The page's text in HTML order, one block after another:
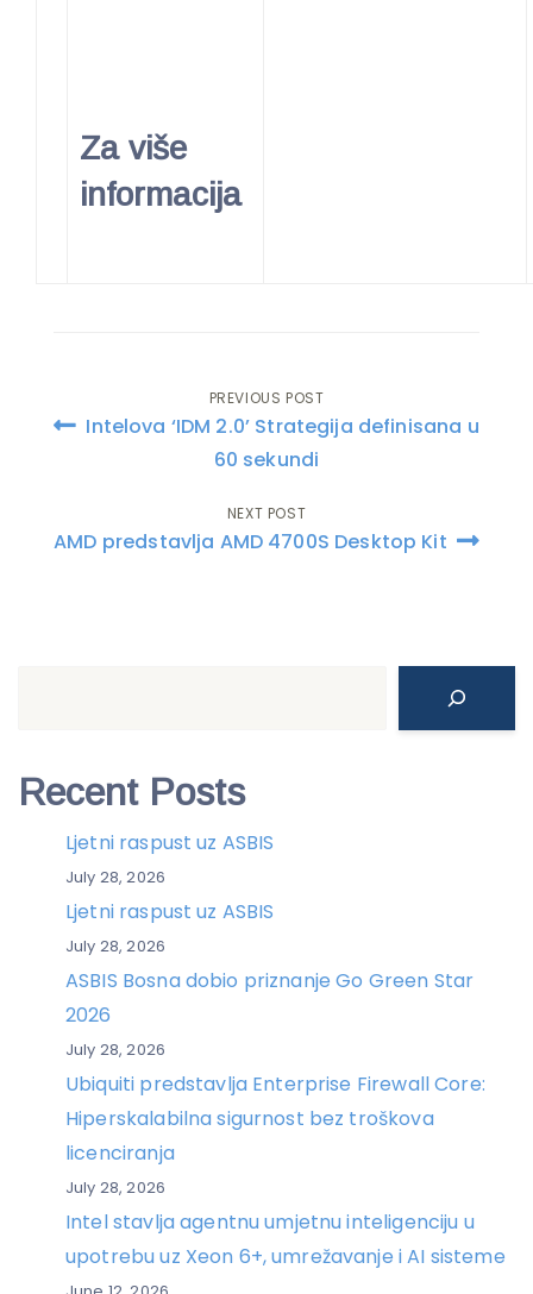
Za više
informacija
Post
navigation
PREVIOUS POST
Intelova ‘IDM 2.0’ Strategija definisana u
60 sekundi
NEXT POST
AMD predstavlja AMD 4700S Desktop Kit
Recent Posts
Ljetni raspust uz ASBIS
July 28, 2026
Ljetni raspust uz ASBIS
July 28, 2026
ASBIS Bosna dobio priznanje Go Green Star
2026
July 28, 2026
Ubiquiti predstavlja Enterprise Firewall Core:
Hiperskalabilna sigurnost bez troškova
licenciranja
July 28, 2026
Intel stavlja agentnu umjetnu inteligenciju u
upotrebu uz Xeon 6+, umrežavanje i AI sisteme